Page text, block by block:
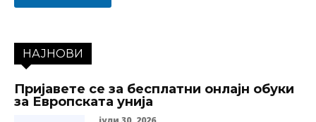
НАЈНОВИ
Пријавете се за бесплатни онлајн обуки
за Европската унија